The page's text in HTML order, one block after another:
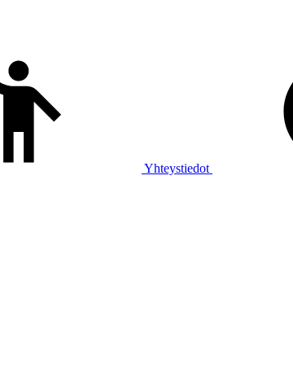
Yhteystiedot